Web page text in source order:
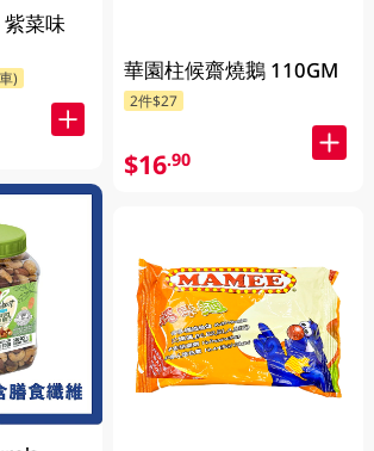
菜味
) 華園柱候齋燒鵝 110GM
2件$27
$16.90